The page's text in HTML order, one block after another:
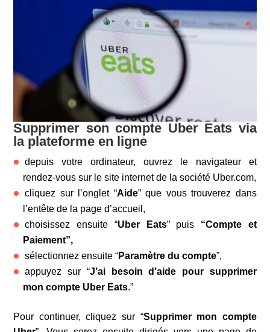
Supprimer son compte Uber Eats via
la plateforme en ligne
depuis votre ordinateur, ouvrez le navigateur et
rendez-vous sur le site internet de la société Uber.com,
cliquez sur l’onglet “Aide” que vous trouverez dans
l’entête de la page d’accueil,
choisissez ensuite “Uber Eats” puis “Compte et
Paiement”,
sélectionnez ensuite “Paramètre du compte”,
appuyez sur “J’ai besoin d’aide pour supprimer
mon compte Uber Eats.”
Pour continuer, cliquez sur “Supprimer mon compte